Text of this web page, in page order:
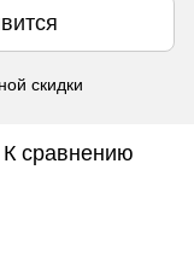
скидки
К сравнению